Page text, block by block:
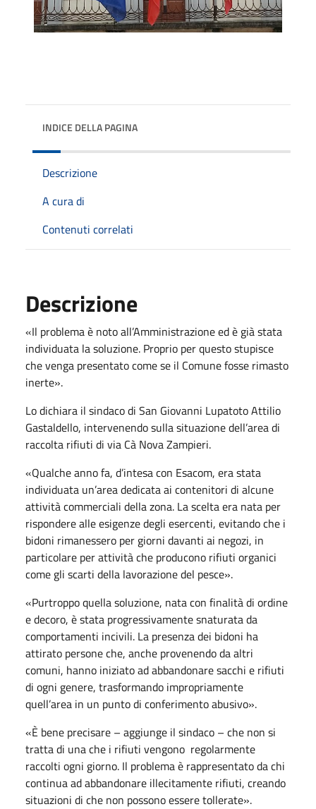
INDICE DELLA PAGINA
Descrizione
A cura di
Contenuti correlati
Descrizione
«Il problema è noto all’Amministrazione ed è già stata
individuata la soluzione. Proprio per questo stupisce
che venga presentato come se il Comune fosse rimasto
inerte».
Lo dichiara il sindaco di San Giovanni Lupatoto Attilio
Gastaldello, intervenendo sulla situazione dell’area di
raccolta rifiuti di via Cà Nova Zampieri.
«Qualche anno fa, d’intesa con Esacom, era stata
individuata un’area dedicata ai contenitori di alcune
attività commerciali della zona. La scelta era nata per
rispondere alle esigenze degli esercenti, evitando che i
bidoni rimanessero per giorni davanti ai negozi, in
particolare per attività che producono rifiuti organici
come gli scarti della lavorazione del pesce».
«Purtroppo quella soluzione, nata con finalità di ordine
e decoro, è stata progressivamente snaturata da
comportamenti incivili. La presenza dei bidoni ha
attirato persone che, anche provenendo da altri
comuni, hanno iniziato ad abbandonare sacchi e rifiuti
di ogni genere, trasformando impropriamente
quell’area in un punto di conferimento abusivo».
«È bene precisare – aggiunge il sindaco – che non si
tratta di una che i rifiuti vengono regolarmente
raccolti ogni giorno. Il problema è rappresentato da chi
continua ad abbandonare illecitamente rifiuti, creando
situazioni di che non possono essere tollerate».